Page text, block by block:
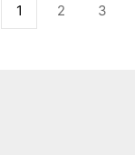
1 2 3